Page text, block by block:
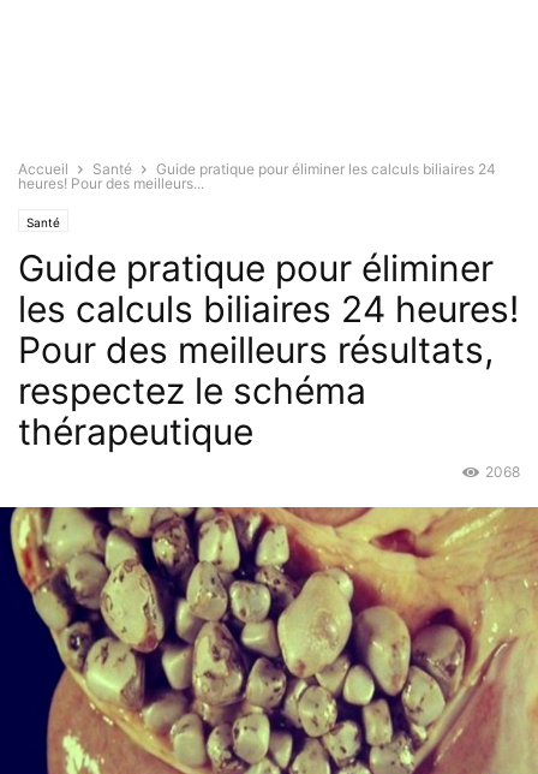
Accueil Santé
Guide pratique pour éliminer les calculs biliaires 24
heures! Pour des meilleurs...
Santé
Guide pratique pour éliminer
les calculs biliaires 24 heures!
Pour des meilleurs résultats,
respectez le schéma
thérapeutique
2068